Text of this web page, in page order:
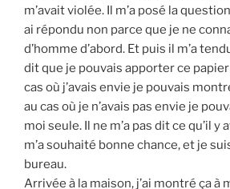
m’avait vio­lée. Il m’a posé la
ai répon­du non parce que je ne
d’homme d’abord. Et puis il m’a
dit que je pou­vais appor­ter ce papier
cas où j’avais envie je pou­vais
au cas où je n’avais pas envie je
moi seule. Il ne m’a pas dit ce qu’il y
m’a sou­hai­té bonne chance, et je
bureau.
Arri­vée à la mai­son, j’ai mon­tré ça à